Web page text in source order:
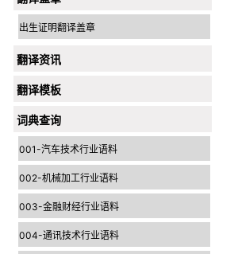
出生证明翻译盖章
翻译资讯
翻译模板
词典查询
001-汽车技术行业语料
002-机械加工行业语料
003-金融财经行业语料
004-通讯技术行业语料